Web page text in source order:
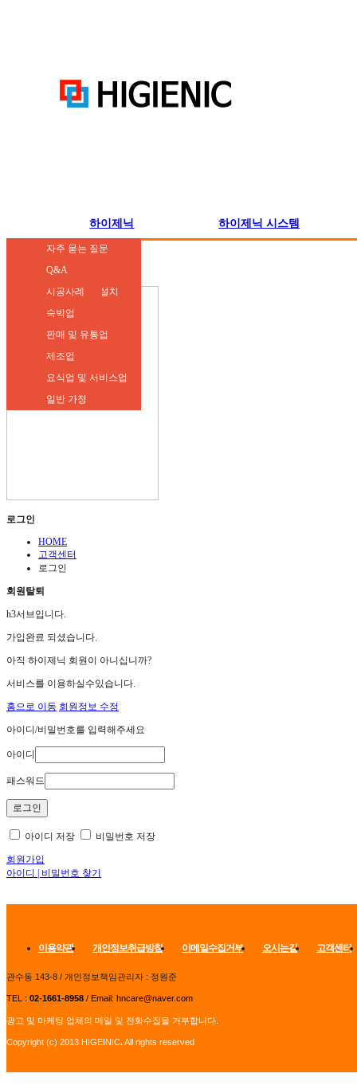
하이제닉
하이제닉 소개
하이제닉 연혁
하이제닉 Zone
하이제닉 실적
하이제닉 기술력
하이제닉 시스템
학교 및 보육시설
병원 및 의료기관
빌딩 및 공공기관
숙박업
판매 및 유통업
제조업
요식업 및 서비스업
일반 가정
유지·관리
에어컨세척
에어컨 이전·설치
공지사항
견적문의
시공사례
자주 묻는 질문
Q&A
로그인
HOME
고객센터
로그인
회원탈퇴
h3서브입니다.
가입완료 되셨습니다.
아직 하이제닉 회원이 아니십니까?
서비스를 이용하실수있습니다.
홈으로 이동 회원정보 수정
아이디/비밀번호를 입력해주세요
아이디
패스워드
아이디 저장 비밀번호 저장
회원가입
아이디 | 비밀번호 찾기
이용약관 개인정보취급방침 이메일수집거부 오시는길 고객센터
관수동 143-8 / 개인정보책임관리자 : 정원준
TEL : 02-1661-8958 / Email: hncare@naver.com
광고 및 마케팅 업체의 메일 및 전화수집을 거부합니다.
Copyright (c) 2013 HIGEINIC.All rights reserved